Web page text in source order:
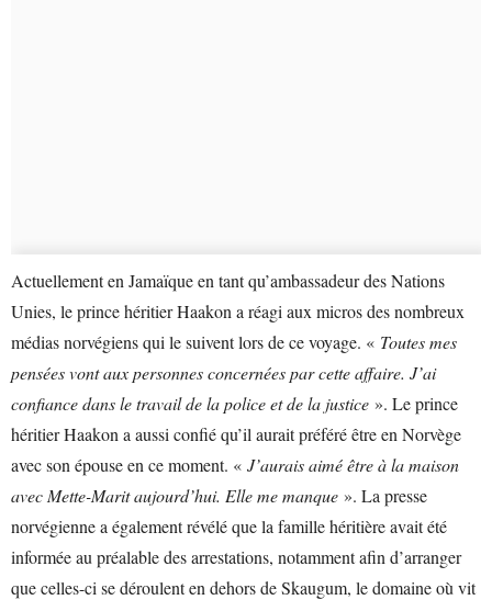
Actuellement en Jamaïque en tant qu’ambassadeur des Nations
Unies, le prince héritier Haakon a réagi aux micros des nombreux
médias norvégiens qui le suivent lors de ce voyage. « Toutes mes
pensées vont aux personnes concernées par cette affaire. J’ai
confiance dans le travail de la police et de la justice ». Le prince
héritier Haakon a aussi confié qu’il aurait préféré être en Norvège
avec son épouse en ce moment. « J’aurais aimé être à la maison
avec Mette-Marit aujourd’hui. Elle me manque ». La presse
norvégienne a également révélé que la famille héritière avait été
informée au préalable des arrestations, notamment afin d’arranger
que celles-ci se déroulent en dehors de Skaugum, le domaine où vit